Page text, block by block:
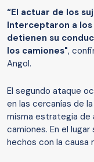
“El actuar de los
Interceptaron a
detienen su
los camiones",
Angol.
El segundo ataque
en las cercanías de
misma estrategia de
camiones. En el
hechos con la causa